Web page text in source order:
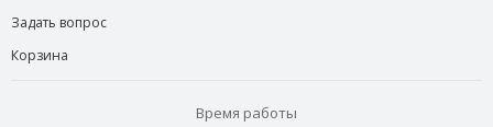
Задать вопрос
Корзина
Время работы